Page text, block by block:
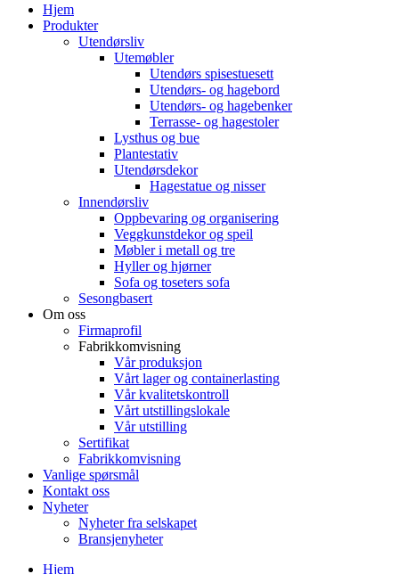
Hjem
Produkter
Utendørsliv
Utemøbler
Utendørs spisestuesett
Utendørs- og hagebord
Utendørs- og hagebenker
Terrasse- og hagestoler
Lysthus og bue
Plantestativ
Utendørsdekor
Hagestatue og nisser
Innendørsliv
Oppbevaring og organisering
Veggkunstdekor og speil
Møbler i metall og tre
Hyller og hjørner
Sofa og toseters sofa
Sesongbasert
Om oss
Firmaprofil
Fabrikkomvisning
Vår produksjon
Vårt lager og containerlasting
Vår kvalitetskontroll
Vårt utstillingslokale
Vår utstilling
Sertifikat
Fabrikkomvisning
Vanlige spørsmål
Kontakt oss
Nyheter
Nyheter fra selskapet
Bransjenyheter
Hjem